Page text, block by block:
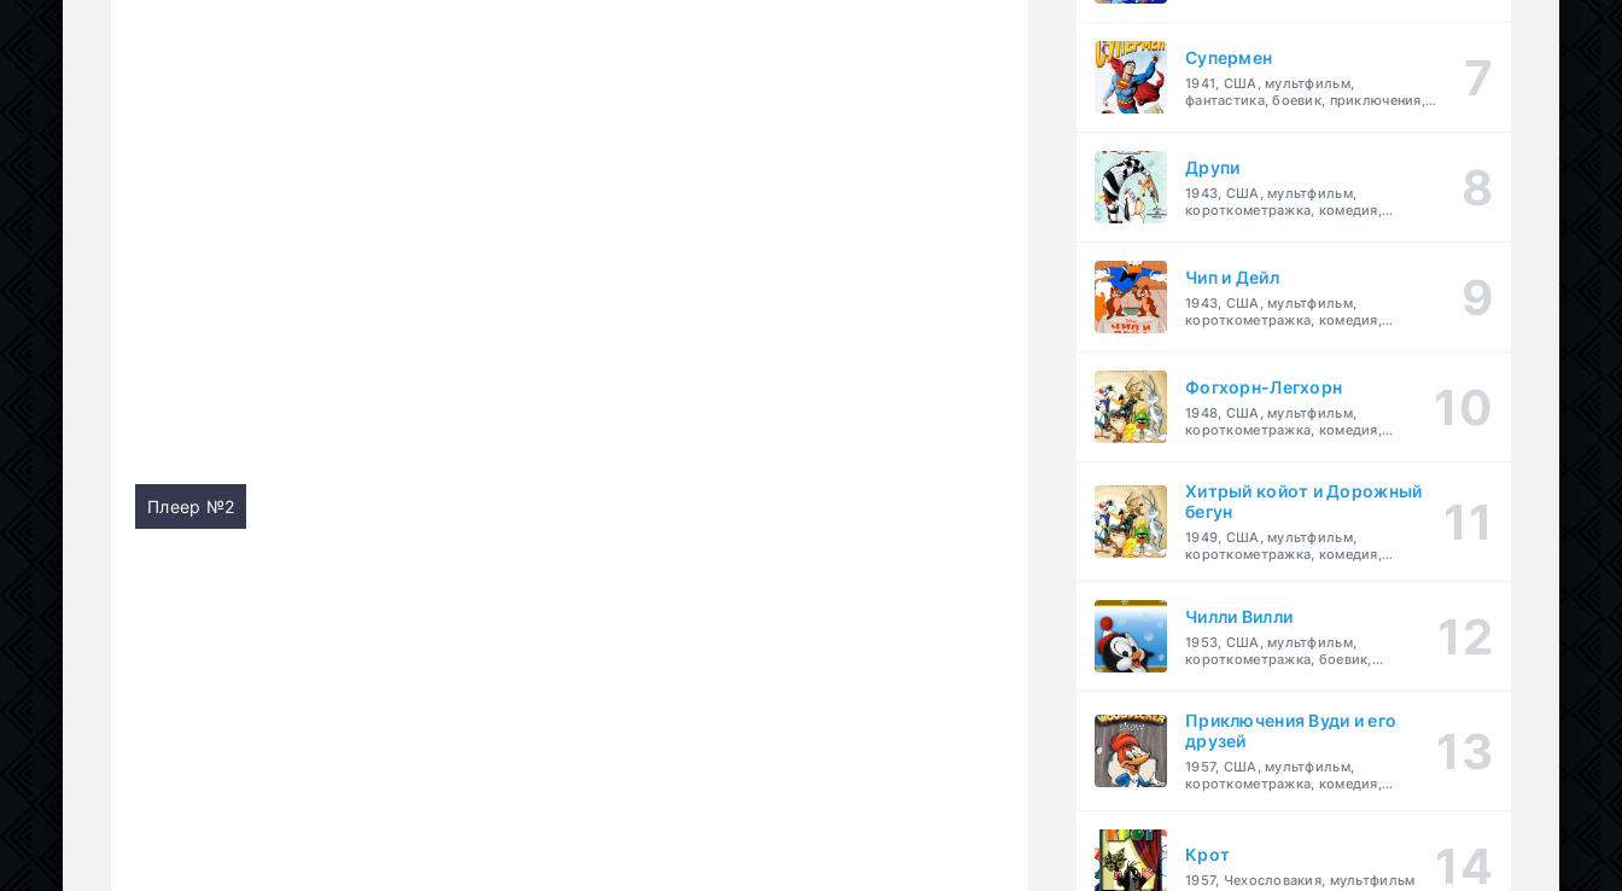
Плеер №2
Супермен
1941, США, мультфильм,
фантастика, боевик, приключения,
Друпи
1943, США, мультфильм,
короткометражка, комедия,
Чип и Дейл
1943, США, мультфильм,
короткометражка, комедия,
Фогхорн-Легхорн
1948, США, мультфильм,
короткометражка, комедия,
Хитрый койот и Дорожный
бегун
1949, США, мультфильм,
короткометражка, комедия,
Чилли Вилли
1953, США, мультфильм,
короткометражка, боевик,
Приключения Вуди и его
друзей
1957, США, мультфильм,
короткометражка, комедия,
Крот
1957, Чехословакия, мультфильм